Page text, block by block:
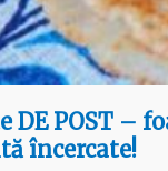
DE POST –
încercate!